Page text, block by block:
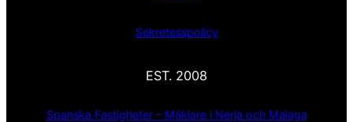
Sekretesspolicy
EST. 2008
Spanska Fastigheter – Mäklare i Nerja och Malaga